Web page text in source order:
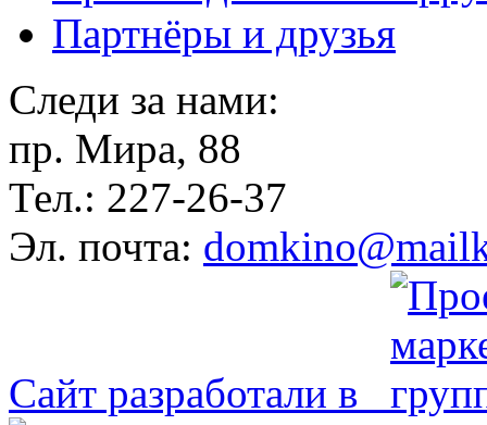
Партнёры и друзья
Следи за нами:
пр. Мира, 88
Тел.: 227-26-37
Эл. почта:
Сайт разработали в